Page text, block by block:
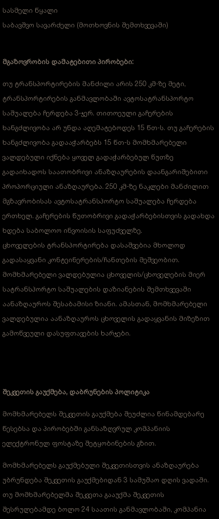
სასმელი წყალი
საბავშვო სავარძელი (მოთხოვნის შემთხვევაში)
მგაზოვრობის დამატებითი პირობები:
თუ ტრანსპორტირების მანძილი არის 250 კმ-ზე მეტი,
ტრანსპორტირების განმავლობაში ავტოსატრანსპორტო
საშუალება ჩერდება 3-ჯერ. თითოეული გაჩერების
ხანგძლივობა არ უნდა აღემატებოდეს 15 წთ-ს. თუ გაჩერების
ხანგძლივობა გადააჭარბებს 15 წთ-ს მომხმარებელი
ვალდებული იქნება ყოველ გადაჭარბებულ წუთზე
გადაიხადოს საათობრივი ანაზღაურების დაანგარიშებითი
პროპორციული ანაზღაურება. 250 კმ-ზე ნაკლები მანძილით
მგზავრობისას ავტოსატრანსპორტო საშუალება ჩერდება
ერთხელ. გაჩერების წუთობრივი გადაჭარბებისთვის გადახდა
ხდება საბოლოო ინვოისის საფუძველზე.
ცხოველების ტრანსპორტირება დასაშვებია მხოლოდ
გადასაყვანი კონტეინერების/ჩანთების მეშვეობით.
მომხმარებელი ვალდებულია ცხოველის/ცხოველების მიერ
სატრანსპორტო საშუალების დაზიანების შემთხვევაში
აანაზღაუროს შესაბამისი ზიანი. ამასთან, მომხმარებელი
ვალდებულია აანაზღაუროს ცხოველის გადაყვანის მიზეზით
გამოწვეული დასუფთავების ხარჯები.
შეკვეთის გაუქმება, დაბრუნების პოლიტიკა
მომხმარებელს შეკვეთის გაუქმება შეუძლია წინამდებარე
წესებსა და პირობებში განსაზღვრულ კომპანიის
ელექტრონულ ფოსტაზე შეტყობინების გზით.
მომხმარებელს გაუქმებული შეკვეთისთვის ანაზღაურება
უბრუნდება შეკვეთის გაუქმებიდან 3 სამუშაო დღის ვადაში.
თუ მომხმარებელმა შეკვეთა გააუქმა შეკვეთის
შესრულებამდე ბოლო 24 საათის განმავლობაში, კომპანია